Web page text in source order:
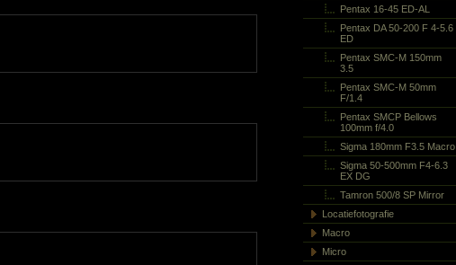
Pentax 16-45 ED-AL
Pentax DA 50-200 F 4-5.6
ED
Pentax SMC-M 150mm
3.5
Pentax SMC-M 50mm
F/1.4
Pentax SMCP Bellows
100mm f/4.0
Sigma 180mm F3.5 Macro
Sigma 50-500mm F4-6.3
EX DG
Tamron 500/8 SP Mirror
Locatiefotografie
Macro
Micro